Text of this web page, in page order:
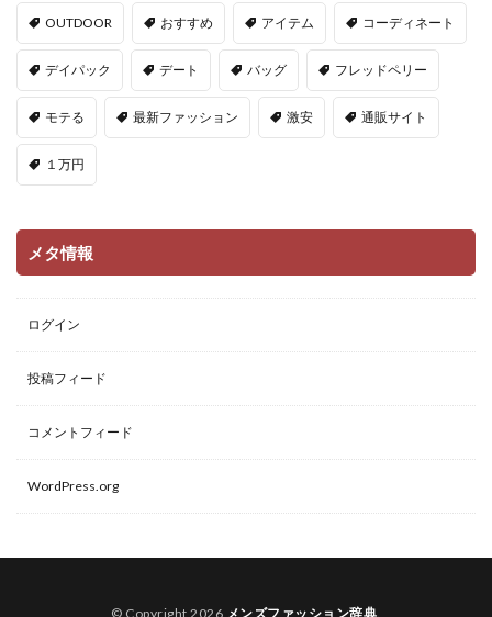
OUTDOOR おすすめ アイテム コーディネート
デイパック デート バッグ フレッドペリー
モテる 最新ファッション 激安 通販サイト
１万円
メタ情報
ログイン
投稿フィード
コメントフィード
WordPress.org
© Copyright 2026 メンズファッション辞典